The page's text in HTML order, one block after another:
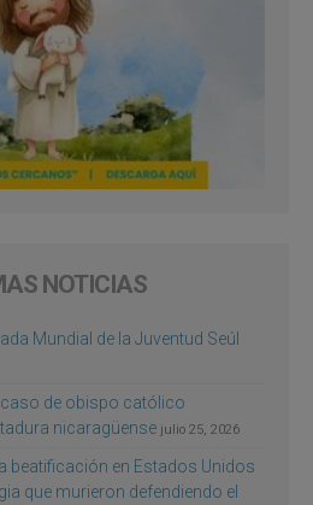
NOTICIAS
Mundial de la Juventud Seúl
de obispo católico
nicaragüense julio 25, 2026
beatificación en Estados Unidos
que murieron defendiendo el